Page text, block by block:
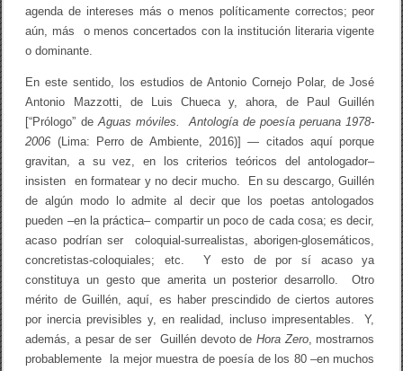
agenda de intereses más o menos políticamente correctos; peor
aún, más o menos concertados con la institución literaria vigente
o dominante.
En este sentido, los estudios de Antonio Cornejo Polar, de José
Antonio Mazzotti, de Luis Chueca y, ahora, de Paul Guillén
[“Prólogo” deAguas móviles. Antología de poesía peruana 1978-
2006 (Lima: Perro de Ambiente, 2016)] — citados aquí porque
gravitan, a su vez, en los criterios teóricos del antologador–
insisten en formatear y no decir mucho. En su descargo, Guillén
de algún modo lo admite al decir que los poetas antologados
pueden –en la práctica– compartir un poco de cada cosa; es decir,
acaso podrían ser coloquial-surrealistas, aborigen-glosemáticos,
concretistas-coloquiales; etc. Y esto de por sí acaso ya
constituya un gesto que amerita un posterior desarrollo. Otro
mérito de Guillén, aquí, es haber prescindido de ciertos autores
por inercia previsibles y, en realidad, incluso impresentables. Y,
además, a pesar de ser Guillén devoto de Hora Zero, mostrarnos
probablemente la mejor muestra de poesía de los 80 –en muchos